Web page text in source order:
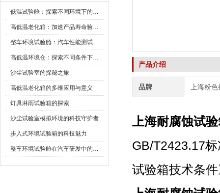
低温试验舱：探索不同环境下的科技边界
高低温老化箱：加速产品寿命验证的可靠伙伴
整车环境试验舱：汽车性能测试的设备
高低温环境仓：探索不同条件下的科学奥秘
沙尘试验室的探秘之旅
高低温老化箱的多维应用与意义
灯具淋雨试验箱的探索
沙尘试验室模拟环境的科技守护者
步入式环境试验箱的科技魅力
整车环境试验舱在汽车研发中的作用
产品介绍
品牌 上海粉
上海耐腐蚀试
GB/T2423.17标
试验箱技术条件